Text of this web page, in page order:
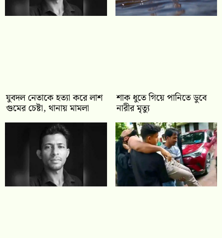
যুবদল নেতাকে হত্যা করে লাশ
গুমের চেষ্টা, থানায় মামলা
শাক ধুতে গিয়ে পানিতে ডুবে
নারীর মৃত্যু